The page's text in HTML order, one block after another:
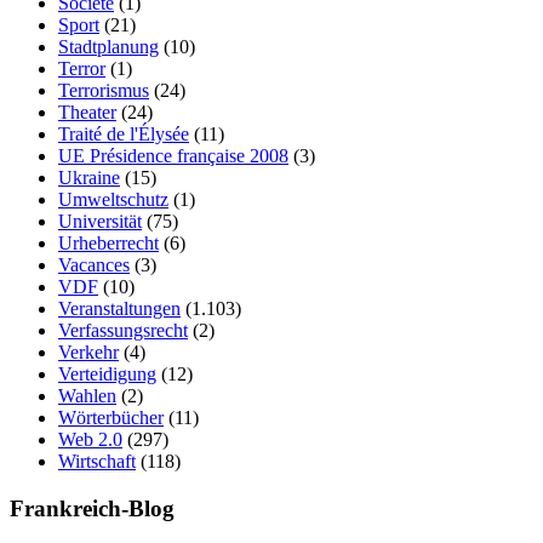
Sport (21)
Stadtplanung (10)
Terror(1)
Terrorismus (24)
Theater(24)
Traité de l'Élysée (11)
UE Présidence française 2008 (3)
Ukraine (15)
Umweltschutz (1)
Universität (75)
Urheberrecht (6)
Vacances (3)
VDF (10)
Veranstaltungen (1.103)
Verfassungsrecht (2)
Verkehr(4)
Verteidigung (12)
Wahlen (2)
Wörterbücher(11)
Web 2.0 (297)
Wirtschaft (118)
Frankreich-Blog